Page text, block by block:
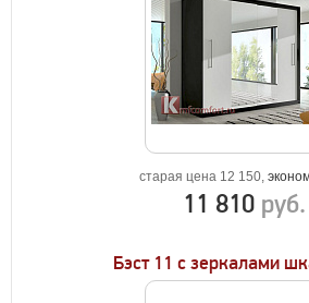
старая цена 12 150,
11 810 руб.
Бэст 11 с зеркалами